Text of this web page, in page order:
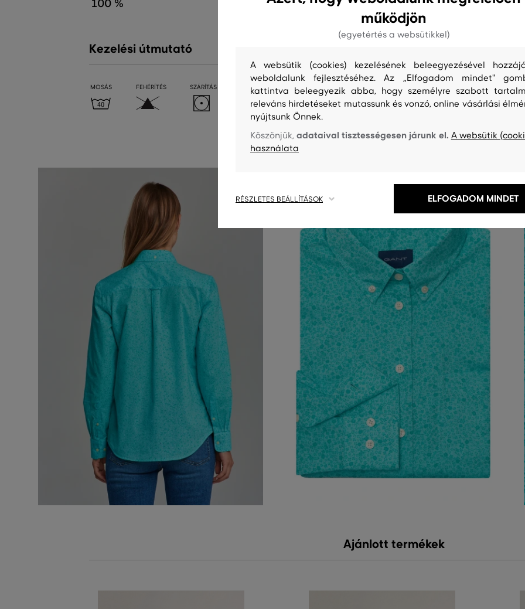
100 %
Kezelési útmutató
MOSÁS FEHÉRÍTÉS SZÁRÍTÁS VASALÁS TISZTÍTÁS
Ajánlott termékek
működjön
(egyetértés a websütikkel)
A websütik (cookies) kezelésének beleegyezésével
weboldalunk fejlesztéséhez. Az „Elfogadom mindet"
kattintva beleegyezik abba, hogy személyre szabott
releváns hirdetéseket mutassunk és vonzó, online vásárlási
nyújtsunk Önnek.
Köszönjük,adataival tisztességesen járunk el. A websütik
használata
RÉSZLETES BEÁLLÍTÁSOK ELFOGADOM MINDET